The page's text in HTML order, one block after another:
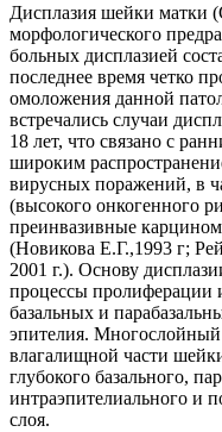
Дисплазия шейки матки
морфологического
больных дисплазией
последнее время четко
омоложения данной
встречались случаи
18 лет, что связано с
широким
вирусных поражений, в
(высокого онкогенного
преинвазивные
(Новикова Е.Г.,1993 г;
2001 г.). Основу
процессы пролиферации
базальных и
эпителия.
влагалищной части
глубокого базального,
интраэпителиального и
слоя.